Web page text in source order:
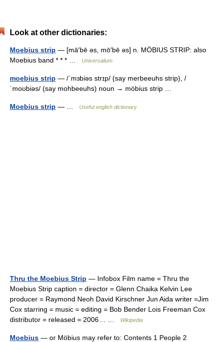
Look at other dictionaries:
Moebius strip — [mā′bē əs, mō′bē əs] n. MÖBIUS STRIP: also
Moebius band * * * …
Universalium
moebius strip — /ˈmɜbiəs strɪp/ (say merbeeuhs strip), /
ˈmoʊbiəs/ (say mohbeeuhs) noun → möbius strip …
Moebius strip — … Useful english dictionary
Thru the Moebius Strip — Infobox Film name = Thru the
Moebius Strip caption = director = Glenn Chaika Kelvin Lee
producer = Raymond Neoh David Kirschner Jun Aida writer =Jim
Cox starring = music = editing = Bob Bender Lois Freeman Cox
distributor = released = 2006… …
Wikipedia
Moebius — or Möbius may refer to: Contents 1 People 2